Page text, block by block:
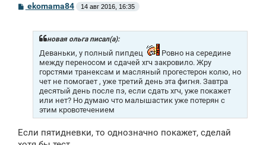
Сekomama84 14 авг 2016, 16:35
новая ольга писал(а):
Деваньки, у полный пипдец
Ровно на середине
между переносом и сдачей хгч закровило. Жру
горстями транексам и масляный прогестерон колю, но
чет не помогает , уже третий день эта фигня. Завтра
десятый день после пэ, если сдать хгч, уже покажет
или нет? Но думаю что малышастик уже потерян с
этим кровотечением
Если пятидневки, то однозначно покажет, сделай